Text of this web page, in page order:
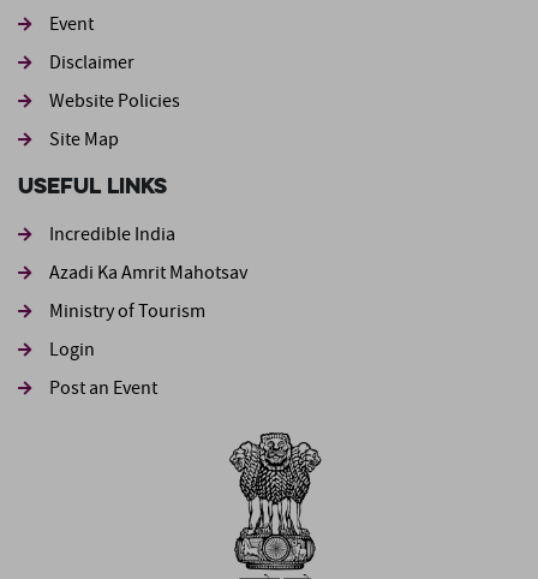
Event
Footer second
Disclaimer
Website Policies
Site Map
Useful Links
Incredible India
Azadi Ka Amrit Mahotsav
Ministry of Tourism
Login
Post an Event